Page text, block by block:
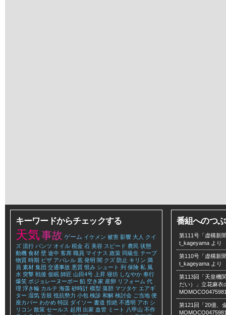
キーワードからチェックする
天気事故 ゲーム イケメン 被害 影響 大人 クイ
ズ 流行 パンツ オイル 税金 石 美容 スピード 農民 状態
動機 食材 壁 途中 客席 職員 マイナス 政策 同級生 テープ
物質 時期 ピザ アパレル 底 発明 闇 クズ 防止 キリン 満
員 素材 集団 交通事故 悪質 恨み シュート 列 保険 私 風
水 突撃 戦後 仮眠 師匠 山田4号 上昇 寝坊 しなやか 奉行
爆笑 ボジョレーヌーボー 餡 空き家 産卵 リフォーム 代
理 浮き輪 カルテ 海藻 砂時計 模型 落胆 マツタケ エアギ
ター 湿気 舌鼓 抵抗勢力 小包 検診 和解 検討会 ご当地 便
座カバー わかめ 特設 ダイソー 書道 拒絶 不透明 アホ シ
リコン 散策 セールス 起用 出家 血管 ミート 八甲山 不作
番組へのつ
第111号「虚構新
t_kageyama より
第110号「虚構新
t_kageyama より
第113回「天皇機
だい）」立花麻衣
第121回「20億、